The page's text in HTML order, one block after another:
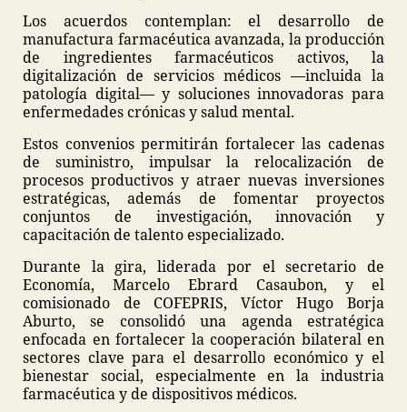
Los acuerdos contemplan: el desarrollo de
manufactura farmacéutica avanzada, la producción
de ingredientes farmacéuticos activos, la
digitalización de servicios médicos —incluida la
patología digital— y soluciones innovadoras para
enfermedades crónicas y salud mental.
Estos convenios permitirán fortalecer las cadenas
de suministro, impulsar la relocalización de
procesos productivos y atraer nuevas inversiones
estratégicas, además de fomentar proyectos
conjuntos de investigación, innovación y
capacitación de talento especializado.
Durante la gira, liderada por el secretario de
Economía, Marcelo Ebrard Casaubon, y el
comisionado de COFEPRIS, Víctor Hugo Borja
Aburto, se consolidó una agenda estratégica
enfocada en fortalecer la cooperación bilateral en
sectores clave para el desarrollo económico y el
bienestar social, especialmente en la industria
farmacéutica y de dispositivos médicos.